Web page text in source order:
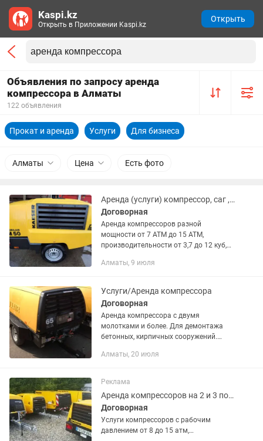
Объявления по запросу аренда
компрессора в Алматы
122 объявления
Прокат и аренда Услуги Для бизнеса
Алматы Цена Есть фото
Аренда (услуги) компрессор, саг , генератор три в одном
Договорная
Аренда компрессоров разной
мощности от 7 АТМ до 15 АТМ,
производительности от 3,7 до 12 куб,
генераторов.Предоставляем полный
подход к...
Алматы, 9 июля
Услуги/Аренда компрессора
Договорная
Аренда компрессора с двумя
молотками и более. Для демонтажа
бетонных, кирпичных сооружений.
грунтов. Продувка: опалубки, бетона,
Алматы, 20 июля
Реклама
Аренда компрессоров на 2 и 3 поста
Договорная
Услуги компрессоров с рабочим
давлением от 8 до 15 атм,
Kaspi.kz
Открыть в Приложении Kaspi.kz
Открыть